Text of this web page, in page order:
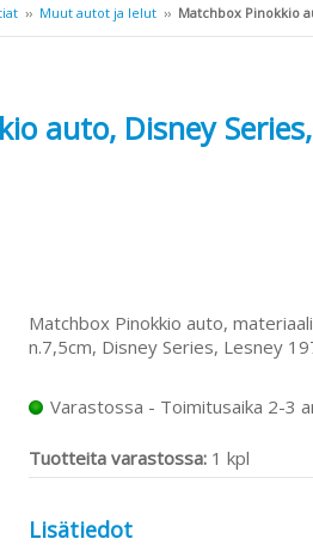
›› Muut autot ja lelut ›› Matchbox Pinokkio
auto, Disney
Matchbox Pinokkio auto,
n.7,5cm, Disney Series, Lesney
Varastossa - Toimitusaika 2-3
Tuotteita varastossa: 1 kpl
Lisätiedot